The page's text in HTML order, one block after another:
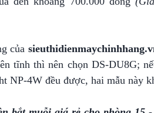
của
tĩnh thì nên chọn DS-DU8G;
NP-4W đều được, hai mẫu này